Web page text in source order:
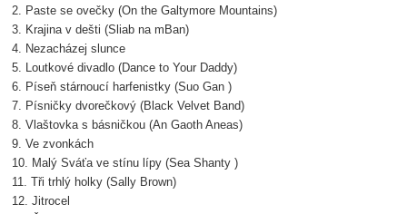
2. Paste se ovečky (On the Galtymore Mountains)
3. Krajina v dešti (Sliab na mBan)
4. Nezacházej slunce
5. Loutkové divadlo (Dance to Your Daddy)
6. Píseň stárnoucí harfenistky (Suo Gan )
7. Písničky dvorečkový (Black Velvet Band)
8. Vlaštovka s básničkou (An Gaoth Aneas)
9. Ve zvonkách
10. Malý Sváťa ve stínu lípy (Sea Shanty )
11. Tři trhlý holky (Sally Brown)
12. Jitrocel